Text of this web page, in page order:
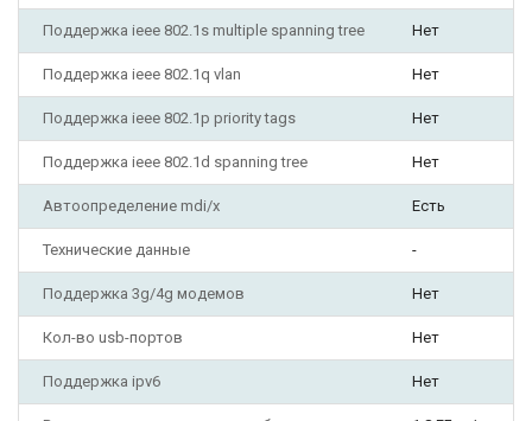
Поддержка ieee 802.1s multiple spanning tree Нет
Поддержка ieee 802.1q vlan Нет
Поддержка ieee 802.1p priority tags Нет
Поддержка ieee 802.1d spanning tree Нет
Автоопределение mdi/x Есть
Технические данные -
Поддержка 3g/4g модемов Нет
Кол-во usb-портов Нет
Поддержка ipv6 Нет